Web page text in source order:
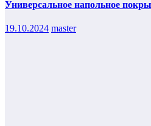
Универсальное напольное
19.10.2024 master